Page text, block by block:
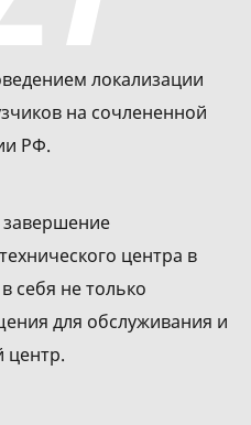
локализации
на сочлененной
РФ.
завершение
центра в
себя не только
для обслуживания и